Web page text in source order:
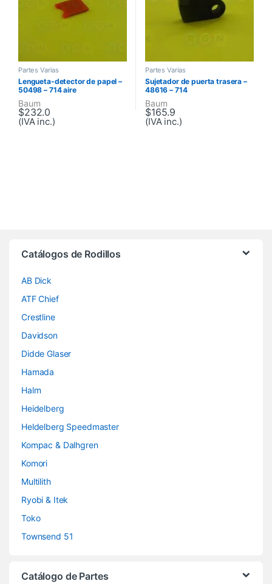
Partes Varias
Lengueta-detector de papel –
50498 – 714 aire
Baum
$232.0
(IVA inc.)
Partes Varias
Sujetador de puerta trasera –
48616 – 714
Baum
$165.9
(IVA inc.)
Catálogos de Rodillos
AB Dick
ATF Chief
Crestline
Davidson
Didde Glaser
Hamada
Halm
Heidelberg
Heldelberg Speedmaster
Kompac & Dalhgren
Komori
Multilith
Ryobi & Itek
Toko
Townsend 51
Catálogo de Partes